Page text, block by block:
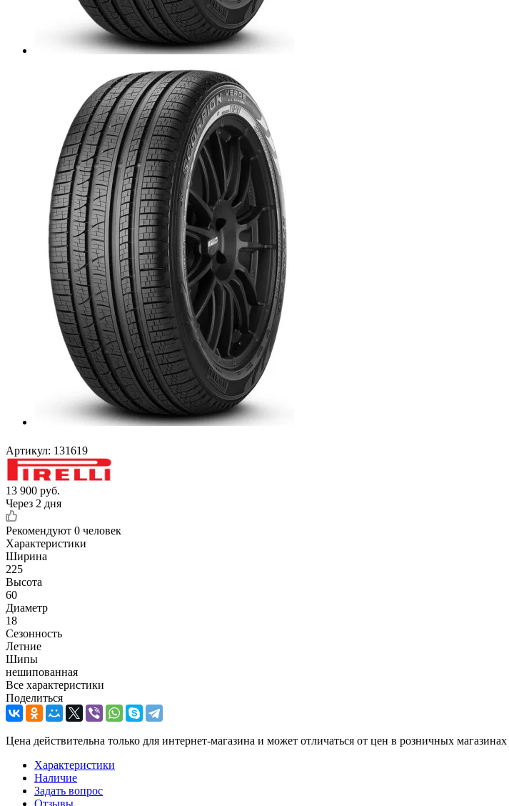
Артикул: 131619
13 900 руб.
Через 2 дня
Рекомендуют 0 человек
Характеристики
Ширина
225
Высота
60
Диаметр
18
Сезонность
Летние
Шипы
нешипованная
Все характеристики
Поделиться
Цена действительна только для интернет-магазина и может отличаться от цен в розничных магазинах
Характеристики
Наличие
Задать вопрос
Отзывы